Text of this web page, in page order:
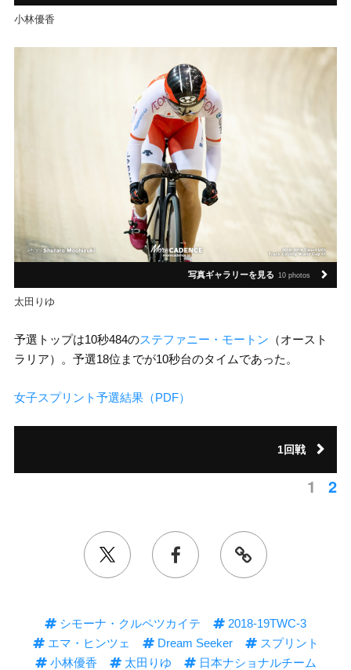
小林優香
写真ギャラリーを見る 10 photos
太田りゆ
予選トップは10秒484のステファニー・モートン （オースト
ラリア）。予選18位までが10秒台のタイムであった。
女子スプリント予選結果（PDF）
1回戦
1 2
シモーナ・クルペツカイテ
2018-19TWC-3
エマ・ヒンツェ
Dream Seeker
スプリント
小林優香
太田りゆ 日本ナショナルチーム